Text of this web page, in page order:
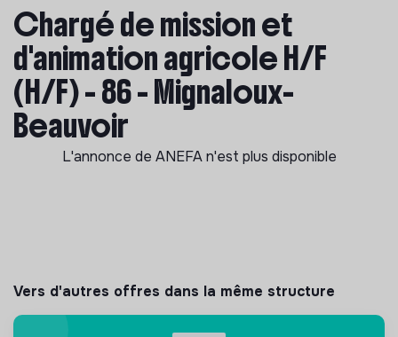
Chargé de mission et
d'animation agricole H/F
(H/F) - 86 - Mignaloux-
Beauvoir
L'annonce de ANEFAn'est plus disponible
Vers d'autres offres dans la même structure